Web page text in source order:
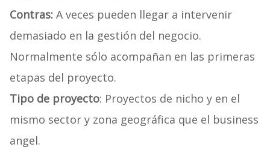
Contras:A veces pueden llegar a intervenir
demasiado en la gestión del negocio.
Normalmente sólo acompañan en las primeras
etapas del proyecto.
Tipo de proyecto: Proyectos de nicho y en el
mismo sector y zona geográfica que el business
angel.